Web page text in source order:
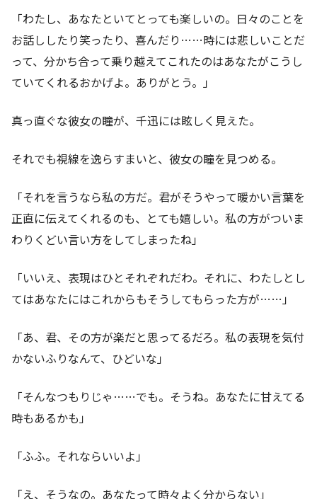
「わたし、あなたといてとっても楽しいの。日々のことを
お話ししたり笑ったり、喜んだり……時には悲しいことだ
って、分かち合って乗り越えてこれたのはあなたがこうし
ていてくれるおかげよ。ありがとう。」
真っ直ぐな彼女の瞳が、千迅には眩しく見えた。
それでも視線を逸らすまいと、彼女の瞳を見つめる。
「それを言うなら私の方だ。君がそうやって暖かい言葉を
正直に伝えてくれるのも、とても嬉しい。私の方がついま
わりくどい言い方をしてしまったね」
「いいえ、表現はひとそれぞれだわ。それに、わたしとし
てはあなたにはこれからもそうしてもらった方が……」
「あ、君、その方が楽だと思ってるだろ。私の表現を気付
かないふりなんて、ひどいな」
「そんなつもりじゃ……でも。そうね。あなたに甘えてる
時もあるかも」
「ふふ。それならいいよ」
「え、そうなの。あなたって時々よく分からない」